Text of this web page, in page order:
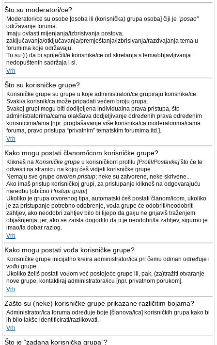
Što su moderatori/ce?
Moderatori/ce su osobe [osoba ili (korisnička) grupa osoba] čiji je “posao”
održavanje foruma.
Imaju ovlasti mijenjanja/izbrisivanja postova,
zaključavanja/otključavanja/premještanja/izbrisivanja/razdvajanja tema u
forumima koje održavaju.
Tu su (i) da bi spriječili/e korisnike/ce od skretanja s tema/objavljivanja
nedopuštenih sadržaja i sl.
Vrh
Što su korisničke grupe?
Korisničke grupe su grupe u koje administratori/ce grupiraju korisnike/ce.
Svaki/a korisnik/ca može pripadati većem broju grupa.
Svakoj grupi mogu biti dodijeljena individualna prava pristupa, što
administratorima/cama olakšava dodjeljivanje određenih prava određenim
korisnicima/ama [npr. proglašavanje više korisnika/ca moderatorima/cama
foruma, pravo pristupa “privatnim” tematskim forumima itd.].
Vrh
Kako mogu postati članom/icom korisničke grupe?
Klikneš na Korisničke grupe u korisničkom profilu [Profil/Postavke]što će te
odvesti na stranicu na kojoj ćeš vidjeti korisničke grupe.
Nemaju sve grupe otvoren pristup; neke su zatvorene, neke skrivene...
Ako imaš pristup korisničkoj grupi, za pristupanje klikneš na odgovarajuću
naredbu [obično Pristupi grupi].
Ukoliko je grupa otvorenog tipa, automatski ćeš postati članom/icom, ukoliko
je za pristupanje potrebno odobrenje, vođa grupe će odobriti/neodobriti
zahtjev, ako neodobri zahtjev bilo bi lijepo da ga/ju ne gnjaviš traženjem
objašnjenja, jer, ako se zaista dogodilo da ti je neodobri/la zahtjev, sigurno je
imao/la dobar razlog.
Vrh
Kako mogu postati vođa korisničke grupe?
Korisničke grupe inicijalno kreira administrator/ica pri čemu odmah određuje i
vođu grupe.
Ukoliko želiš postati vođom već postojeće grupe ili, pak, (za)tražiti otvaranje
nove grupe, kontaktiraj administratora/icu [npr. privatnom porukom].
Vrh
Zašto su (neke) korisničke grupe prikazane različitim bojama?
Administrator/ica foruma određuje boje [članova/ica] korisničkih grupa kako bi
ih bilo lakše identificirati/razlikovati.
Vrh
Što je “zadana korisnička grupa”?